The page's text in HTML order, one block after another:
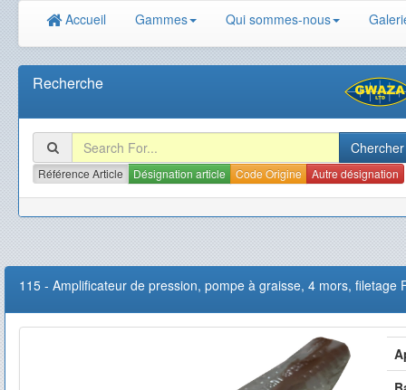
Accueil Gammes Qui sommes-nous
Recherche
Référence Article Désignation article Code Origine Autre désignation
115 - Amplificateur de pression, pompe à graisse, 4 mors, filetage